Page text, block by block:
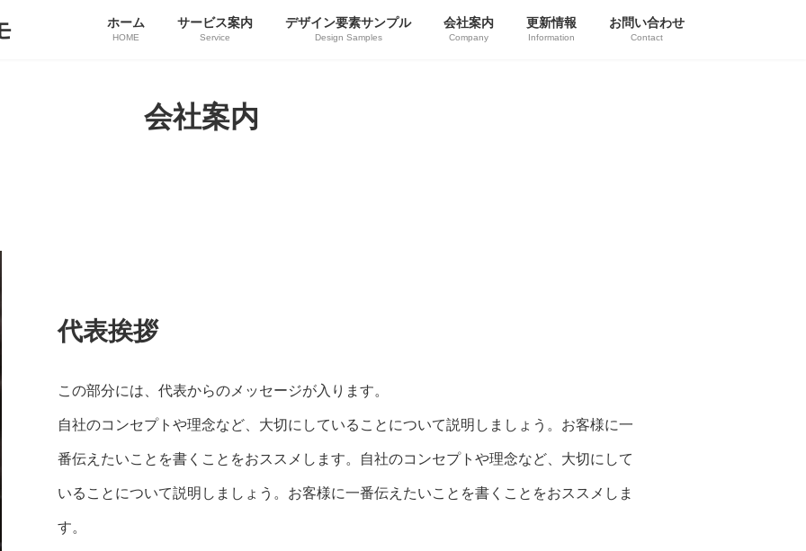
ホーム
HOME
サービス案内
Service
デザイン要素サンプル
Design Samples
会社案内
Company
更新情報
Information
お問い合わせ
Contact
会社案内
代表挨拶
この部分には、代表からのメッセージが入ります。
自社のコンセプトや理念など、大切にしていることについて説明しましょう。お客様に一
番伝えたいことを書くことをおススメします。自社のコンセプトや理念など、大切にして
いることについて説明しましょう。お客様に一番伝えたいことを書くことをおススメしま
す。